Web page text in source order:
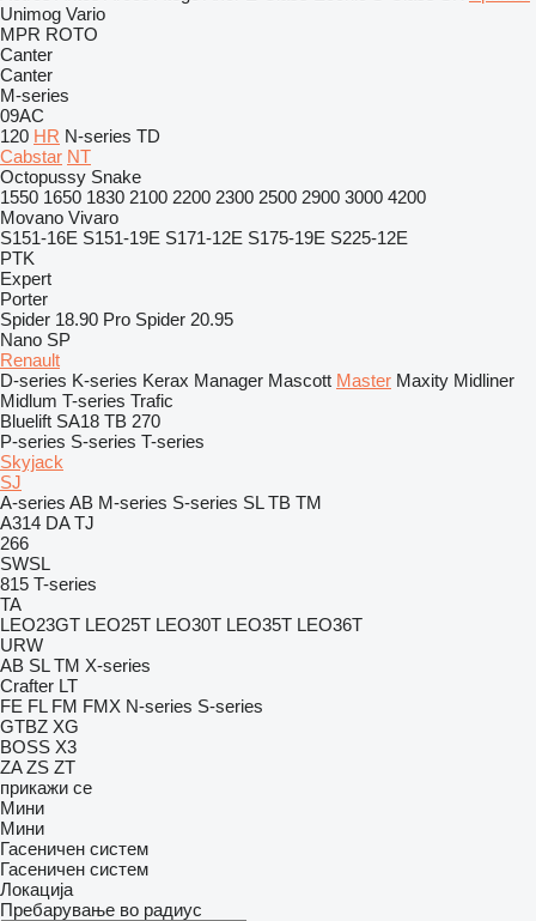
Unimog Vario
MPR ROTO
Canter
Canter
M-series
09AC
120 HR N-series TD
Cabstar NT
Octopussy Snake
1550 1650 1830 2100 2200 2300 2500 2900 3000 4200
Movano Vivaro
S151-16E S151-19E S171-12E S175-19E S225-12E
PTK
Expert
Porter
Spider 18.90 Pro Spider 20.95
Nano SP
Renault
D-series K-series Kerax Manager Mascott Master Maxity Midliner
Midlum T-series Trafic
Bluelift SA18 TB 270
P-series S-series T-series
Skyjack
SJ
A-series AB M-series S-series SL TB TM
A314 DA TJ
266
SWSL
815 T-series
TA
LEO23GT LEO25T LEO30T LEO35T LEO36T
URW
AB SL TM X-series
Crafter LT
FE FL FM FMX N-series S-series
GTBZ XG
BOSS X3
ZA ZS ZT
прикажи се
Мини
Мини
Гасеничен систем
Гасеничен систем
Локација
Пребарување во радиус